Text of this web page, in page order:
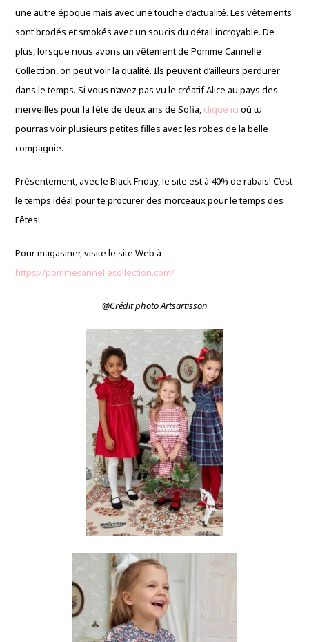
une autre époque mais avec une touche d’actualité. Les vêtements
sont brodés et smokés avec un soucis du détail incroyable. De
plus, lorsque nous avons un vêtement de Pomme Cannelle
Collection, on peut voir la qualité. Ils peuvent d’ailleurs perdurer
dans le temps. Si vous n’avez pas vu le créatif Alice au pays des
merveilles pour la fête de deux ans de Sofia, clique ici où tu
pourras voir plusieurs petites filles avec les robes de la belle
compagnie.
Présentement, avec le Black Friday, le site est à 40% de rabais! C’est
le temps idéal pour te procurer des morceaux pour le temps des
Fêtes!
Pour magasiner, visite le site Web à
https://pommecannellecollection.com/
@Crédit photo Artsartisson